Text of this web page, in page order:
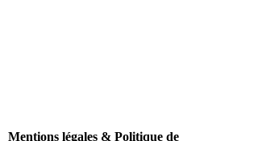
Mentions légales & Politique de